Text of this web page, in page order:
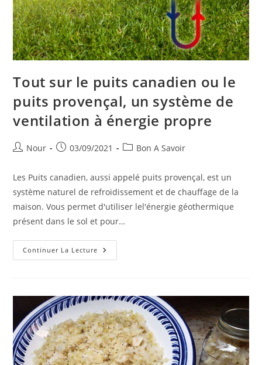
Tout sur le puits canadien ou le
puits provençal, un système de
ventilation à énergie propre
Auteur/autrice
la
publication :
Nour
Publication
03/09/2021
PostBon A Savoir
Les Puits canadien, aussi appelé puits provençal, est un
système naturel de refroidissement et de chauffage de la
maison. Vous permet d'utiliser lel'énergie géothermique
présent dans le sol et pour…
Continuer La Lecture Tout
Sur
Le
Puits
Provençal,
Un
Système
De
Ventilation
À